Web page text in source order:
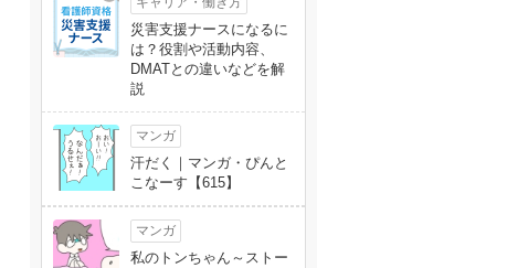
災害支援ナースになるに
は？役割や活動内容、
DMATとの違いなどを解
説
マンガ
汗だく｜マンガ・ぴんと
こなーす【615】
マンガ
私のトンちゃん～ストー